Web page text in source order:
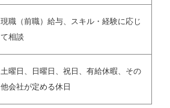
現職（前職）給与、スキル・経験に応じ
て相談
土曜日、日曜日、祝日、有給休暇、その
他会社が定める休日